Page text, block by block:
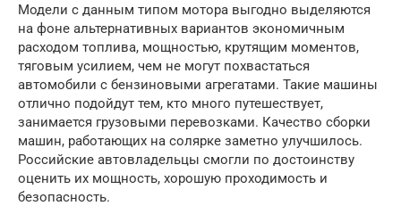
Модели с данным типом мотора выгодно выделяются
на фоне альтернативных вариантов экономичным
расходом топлива, мощностью, крутящим моментов,
тяговым усилием, чем не могут похвастаться
автомобили с бензиновыми агрегатами. Такие машины
отлично подойдут тем, кто много путешествует,
занимается грузовыми перевозками. Качество сборки
машин, работающих на солярке заметно улучшилось.
Российские автовладельцы смогли по достоинству
оценить их мощность, хорошую проходимость и
безопасность.